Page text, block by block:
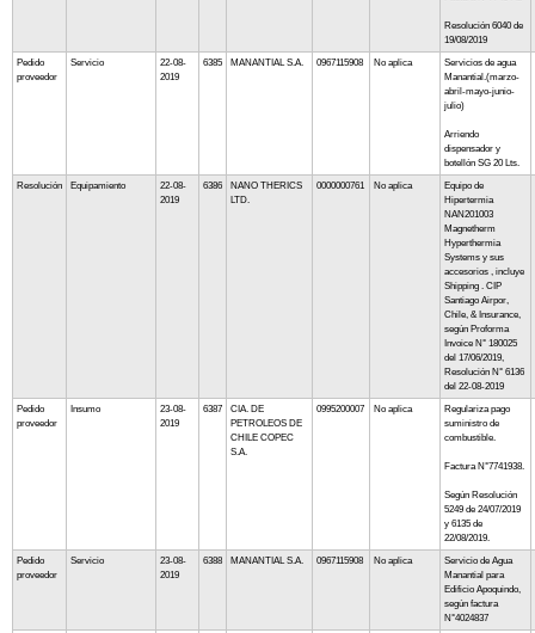
Resolución 6040 de
19/08/2019
Pedido
proveedor
Servicio
22-08-
2019
6385 MANANTIAL S.A. 0967115908 No aplica
Servicios de agua
Manantial.(marzo-
abril-mayo-junio-
julio)
Arriendo
dispensador y
botellón SG 20 Lts.
Resolución Equipamiento
22-08-
2019
6386
NANO THERICS
LTD.
0000000761 No aplica
Equipo de
Hipertermia
NAN201003
Magnetherm
Hyperthermia
Systems y sus
accesorios , incluye
Shipping . CIP
Santiago Airpor,
Chile, & Insurance,
según Proforma
Invoice N° 180025
del 17/06/2019,
Resolución N° 6136
del 22-08-2019
Pedido
proveedor
Insumo
23-08-
2019
6387
CIA. DE
PETROLEOS DE
CHILE COPEC
S.A.
0995200007 No aplica
Regulariza pago
suministro de
combustible.
Factura N°7741938.
Según Resolución
5249 de 24/07/2019
y 6135 de
22/08/2019.
Pedido
proveedor
Servicio
23-08-
2019
6388 MANANTIAL S.A. 0967115908 No aplica
Servicio de Agua
Manantial para
Edificio Apoquindo,
según factura
N°4024837